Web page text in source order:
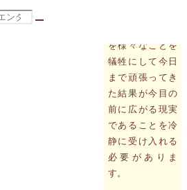
を様々なことを
犠牲にして今日
まで頑張ってき
た結果が今目の
前に広がる現実
であることを冷
静に受け入れる
必要がありま
す。